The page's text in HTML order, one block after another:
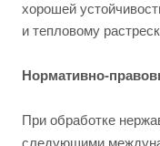
хорошей
и тепловому
Нормативно-
При обработке